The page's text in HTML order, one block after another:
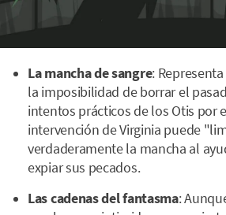
La mancha de sangre:
la imposibilidad de borrar el
intentos prácticos de los Otis por
intervención de Virginia puede
verdaderamente la mancha al
expiar sus pecados.
Las cadenas del fantasma: